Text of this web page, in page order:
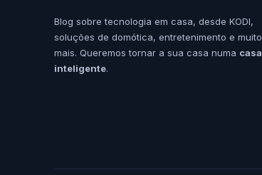
Blog sobre tecnologia em casa, desde KODI,
soluções de domótica, entretenimento e muito
mais. Queremos tornar a sua casa numa casa
inteligente.